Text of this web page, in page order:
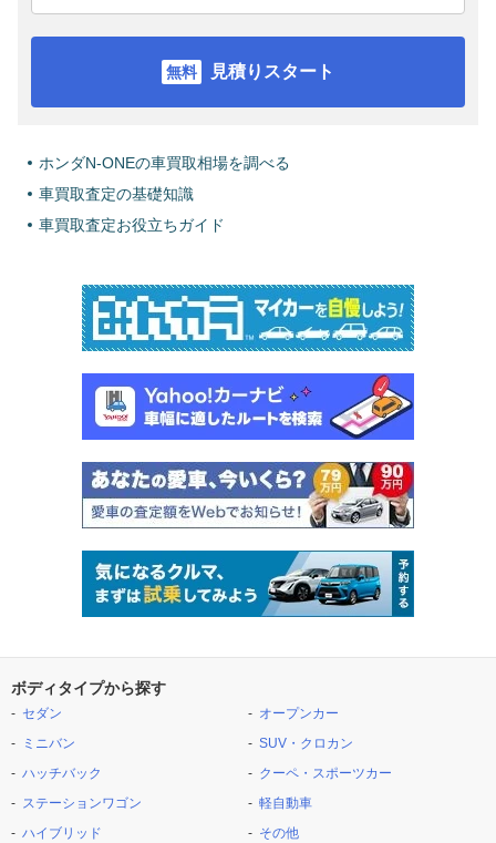
見積りスタート
ホンダN-ONEの車買取相場を調べる
車買取査定の基礎知識
車買取査定お役立ちガイド
ボディタイプから探す
セダン
ミニバン
ハッチバック
ステーションワゴン
ハイブリッド
オープンカー
SUV・クロカン
クーペ・スポーツカー
軽自動車
その他